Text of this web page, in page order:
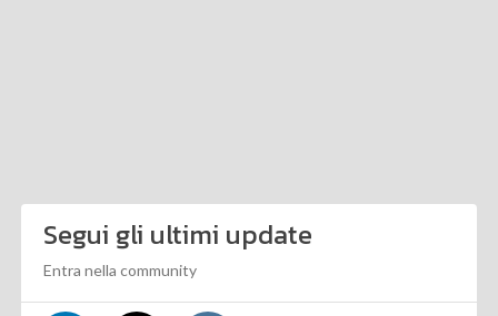
Segui gli ultimi update
Entra nella community